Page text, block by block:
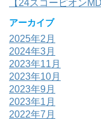
【24スコーピオン
アーカイブ
2025年2月
2024年3月
2023年11月
2023年10月
2023年9月
2023年1月
2022年7月